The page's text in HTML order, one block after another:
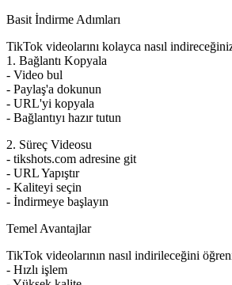
Basit İndirme Adımları
TikTok videolarını kolayca nasıl
1. Bağlantı Kopyala
- Video bul
- Paylaş'a dokunun
- URL'yi kopyala
- Bağlantıyı hazır tutun
2. Süreç Videosu
- tikshots.com adresine git
- URL Yapıştır
- Kaliteyi seçin
- İndirmeye başlayın
Temel Avantajlar
TikTok videolarının nasıl indirileceğini
- Hızlı işlem